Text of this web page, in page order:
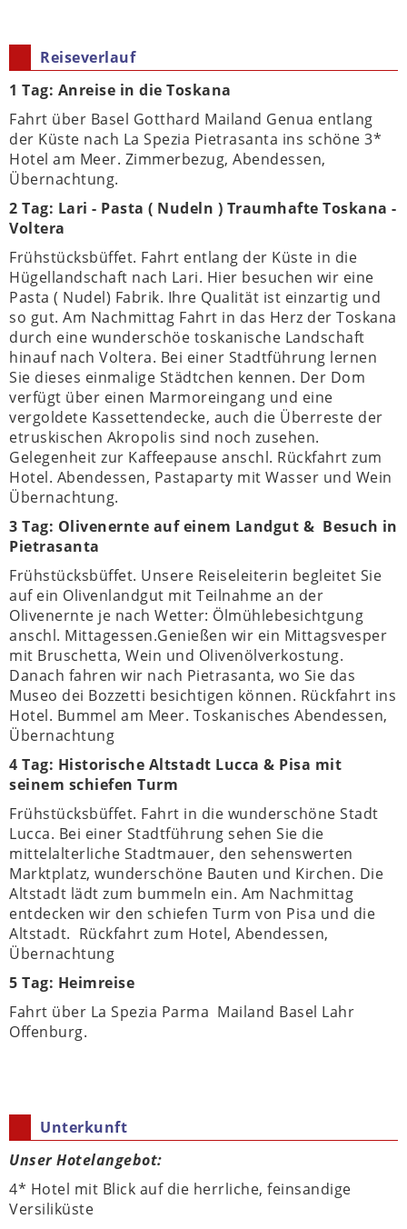
Reiseverlauf
1 Tag: Anreise in die Toskana
Fahrt über Basel Gotthard Mailand Genua entlang
der Küste nach La Spezia Pietrasanta ins schöne 3*
Hotel am Meer. Zimmerbezug, Abendessen,
Übernachtung.
2 Tag: Lari - Pasta ( Nudeln ) Traumhafte Toskana -
Voltera
Frühstücksbüffet. Fahrt entlang der Küste in die
Hügellandschaft nach Lari. Hier besuchen wir eine
Pasta ( Nudel) Fabrik. Ihre Qualität ist einzartig und
so gut. Am Nachmittag Fahrt in das Herz der Toskana
durch eine wunderschöe toskanische Landschaft
hinauf nach Voltera. Bei einer Stadtführung lernen
Sie dieses einmalige Städtchen kennen. Der Dom
verfügt über einen Marmoreingang und eine
vergoldete Kassettendecke, auch die Überreste der
etruskischen Akropolis sind noch zusehen.
Gelegenheit zur Kaffeepause anschl. Rückfahrt zum
Hotel. Abendessen, Pastaparty mit Wasser und Wein
Übernachtung.
3 Tag: Olivenernte auf einem Landgut & Besuch in
Pietrasanta
Frühstücksbüffet. Unsere Reiseleiterin begleitet Sie
auf ein Olivenlandgut mit Teilnahme an der
Olivenernte je nach Wetter: Ölmühlebesichtgung
anschl. Mittagessen.Genießen wir ein Mittagsvesper
mit Bruschetta, Wein und Olivenölverkostung.
Danach fahren wir nach Pietrasanta, wo Sie das
Museo dei Bozzetti besichtigen können. Rückfahrt ins
Hotel. Bummel am Meer. Toskanisches Abendessen,
Übernachtung
4 Tag: Historische Altstadt Lucca & Pisa mit
seinem schiefen Turm
Frühstücksbüffet. Fahrt in die wunderschöne Stadt
Lucca. Bei einer Stadtführung sehen Sie die
mittelalterliche Stadtmauer, den sehenswerten
Marktplatz, wunderschöne Bauten und Kirchen. Die
Altstadt lädt zum bummeln ein. Am Nachmittag
entdecken wir den schiefen Turm von Pisa und die
Altstadt. Rückfahrt zum Hotel, Abendessen,
Übernachtung
5 Tag: Heimreise
Fahrt über La Spezia Parma Mailand Basel Lahr
Offenburg.
Unterkunft
Unser Hotelangebot:
4* Hotel mit Blick auf die herrliche, feinsandige
Versiliküste